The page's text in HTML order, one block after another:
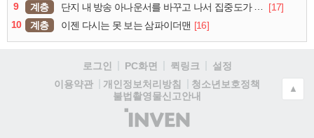
9
계층 단지 내 방송 아나운서를 바꾸고 나서 집중도가 확 올라갔다는 한 아파트의 안내방송
[17]
10
계층 이젠 다시는 못 보는 삼파이더맨 [16]
로그인 PC화면 퀵링크
설정
이용약관
개인정보처리방침
청소년보호정책
불법촬영물신고안내
(주)
인
▲